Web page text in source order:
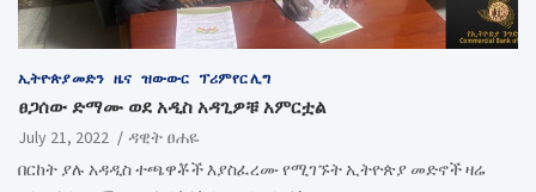
ኢትዮጵያ መድን ዜና ዝውውር ፕሪምየር ሊግ
ፀጋሰው ድማሙ ወደ አዲስ አዳጊዎቹ አምርቷል
July 21, 2022
ዳዊት ፀሐዬ
በርከት ያሉ አዳዲስ ተጫዋቾች እያስፈረሙ የሚገኙት ኢትዮጵያ መድኖች ዛሬ